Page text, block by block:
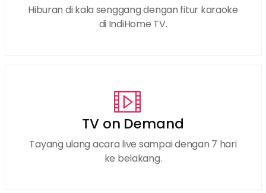
Hiburan di kala senggang dengan fitur karaoke
di IndiHome TV.
TV on Demand
Tayang ulang acara live sampai dengan 7 hari
ke belakang.